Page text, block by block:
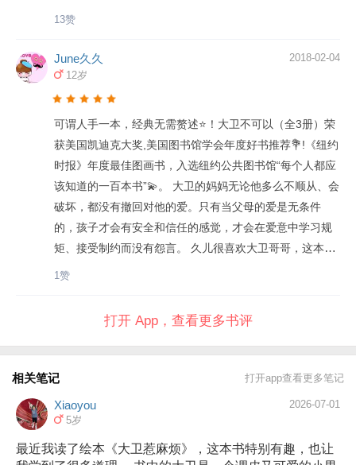
做？这样做为什么不好？寻求别人帮助时到底应该怎么
都要诚实地告诉妈妈，妈妈永远爱你！”这样的话语可以减
自己最近有没有做错事，下次要怎么做才能避免惹麻烦
呢？ 绘玩任务 【画下来吧】 试着让孩子把最近惹过的麻
烦都画在纸上，并说说当时受到批评时的感受，以及爸爸
妈妈的反应。大卫·香农就是这么做的呢！把孩子做过的事
都画下来，由家长集结成册，便成了一本以孩子为主角的
绘本。
妈妈的声音，而惹麻烦里发声的变成了大卫。他不再像以
这正说明他正在建立起是非观念，对什么是错误有了正确
认识，却仍然无法控制自己的行为，内心的懊恼和挣扎以
一个个荒唐的借口的形式表露无遗。所以当一天结束，他
躺在床上，安静下来，回想起一天中的所作所为，终于愧
疚地哭了起来，并发出一声响亮的“对不起”。如此可爱的孩
子，不管他惹了什么麻烦，我们又怎么能不爱他呢？
13赞
June久久
12岁
2018-02-04
可谓人手一本，经典无需赘述⭐️！大卫不可以（全3册）荣
获美国凯迪克大奖,美国图书馆学会年度好书推荐💐!《纽约
时报》年度最佳图画书，入选纽约公共图书馆“每个人都应
该知道的一百本书”💫。 大卫的妈妈无论他多么不顺从、会
破坏，都没有撤回对他的爱。只有当父母的爱是无条件
的，孩子才会有安全和信任的感觉，才会在爱意中学习规
矩、接受制约而没有怨言。 久儿很喜欢大卫哥哥，这本前
一阵一直售罄，终于上架了！大卫被妈妈紧紧地搂在怀
节急转直下，一个童年恶作剧的故事就收场于这样一个爱
抱或者亲亲，久儿抱完亲完我，接着抱抱亲亲旁边“陪读的
1赞
打开 App，查看更多书评
相关笔记 打开app查看更多笔记
Xiaoyou
5岁
2026-07-01
最近我读了绘本《大卫惹麻烦》，这本书特别有趣，也让